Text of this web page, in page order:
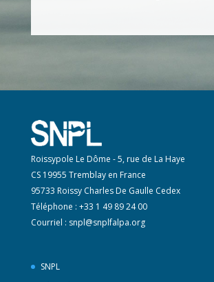
Roissypole Le Dôme - 5, rue de La Haye
CS 19955 Tremblay en France
95733 Roissy Charles De Gaulle Cedex
Téléphone : +33 1 49 89 24 00
Courriel : snpl@snplfalpa.org
SNPL